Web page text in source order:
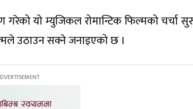
गरेको यो म्युजिकल रोमान्टिक फिल्मको चर्चा
उठाउन सक्ने जनाइएको छ ।